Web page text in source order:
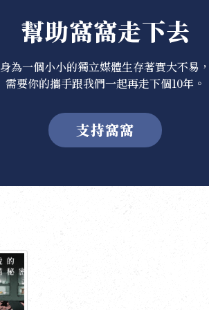
幫助窩窩走下去
身為一個小小的獨立媒體生存著實大不易
需要你的攜手跟我們一起再走下個10年。
支持窩窩